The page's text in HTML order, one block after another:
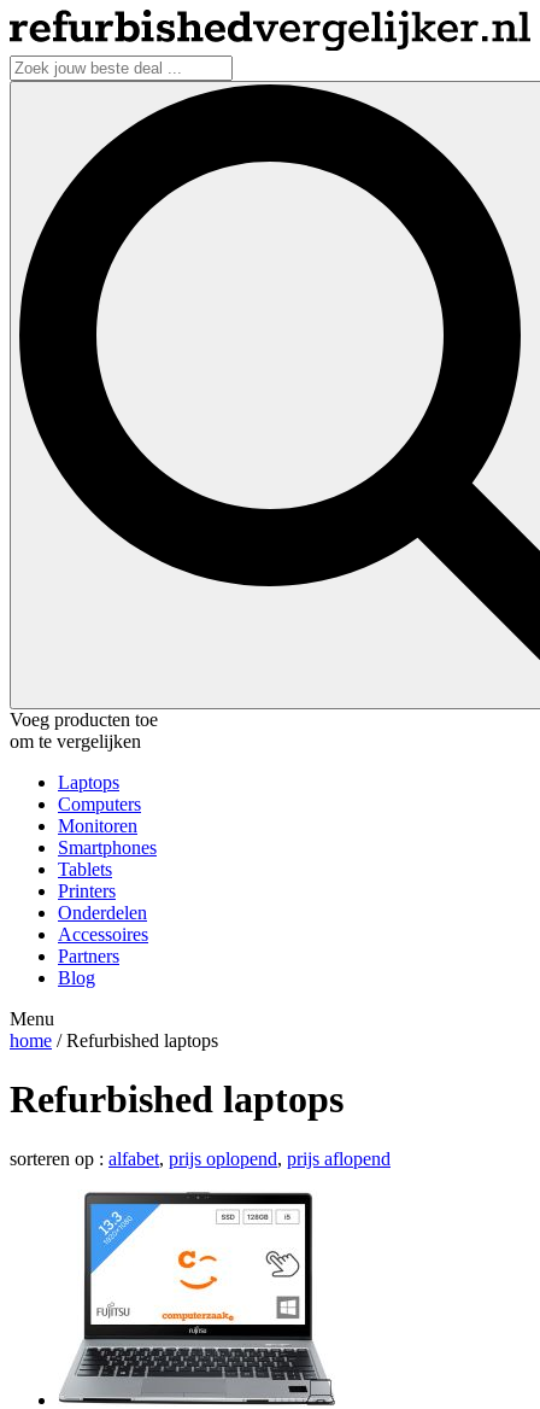
Voeg producten toe
om te vergelijken
Laptops
Computers
Monitoren
Smartphones
Tablets
Printers
Onderdelen
Accessoires
Partners
Blog
Menu
home / Refurbished laptops
Refurbished laptops
sorteren op : alfabet, prijs oplopend, prijs aflopend